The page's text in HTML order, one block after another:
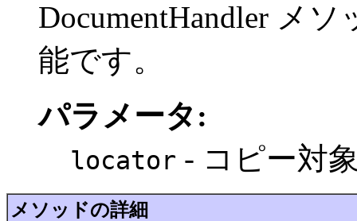
DocumentHandler メ
能です。
パラメータ:
locator - コピー対
メソッドの詳細